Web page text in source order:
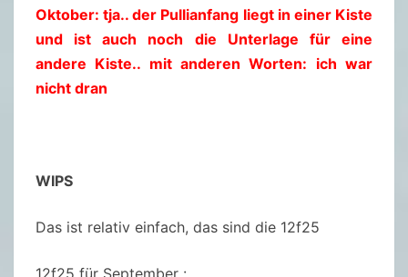
Oktober: tja.. der Pullianfang liegt in einer Kiste
und ist auch noch die Unterlage für eine
andere Kiste.. mit anderen Worten: ich war
nicht dran
WIPS
Das ist relativ einfach, das sind die 12f25
12f25 für September :